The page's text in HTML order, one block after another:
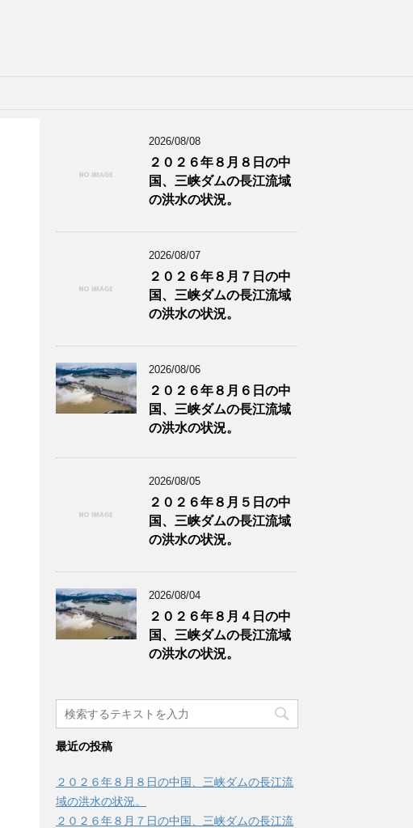
2026/08/08
２０２６年８月８日の中
国、三峡ダムの長江流域
の洪水の状況。
2026/08/07
２０２６年８月７日の中
国、三峡ダムの長江流域
の洪水の状況。
2026/08/06
２０２６年８月６日の中
国、三峡ダムの長江流域
の洪水の状況。
2026/08/05
２０２６年８月５日の中
国、三峡ダムの長江流域
の洪水の状況。
2026/08/04
２０２６年８月４日の中
国、三峡ダムの長江流域
の洪水の状況。
最近の投稿
２０２６年８月８日の中国、三峡ダムの長江流
域の洪水の状況。
２０２６年８月７日の中国、三峡ダムの長江流